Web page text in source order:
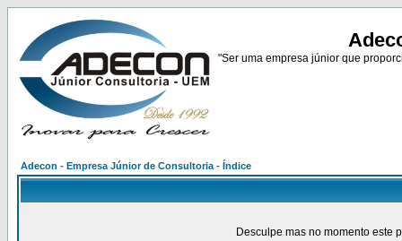
"Ser uma empresa júnior que
Adecon - Empresa Júnior de Consultoria - Índice
Desculpe mas no momento este